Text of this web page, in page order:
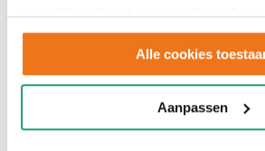
gaat akkoord met onze cookies als u
gebruiken.
Alle cookies
Aanpassen